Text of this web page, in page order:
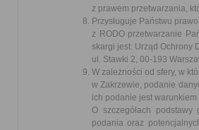
z prawem przetwarzania,
Przysługuje Państwu
z RODO przetwarzanie
skargi jest: Urząd Ochrony
ul. Stawki 2, 00-193
W zależności od sfery, w
w Zakrzewie, podanie
ich podanie jest warunkiem
O szczegółach
podania oraz